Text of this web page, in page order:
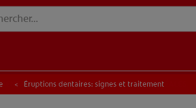
RECHERCHE DES SOLUTIONS IDÉALES
Éruptions dentaires: signes et traitement